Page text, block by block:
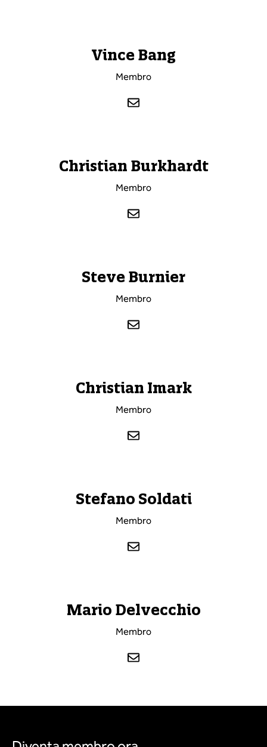
Vince Bang
Membro
Christian Burkhardt
Membro
Steve Burnier
Membro
Christian Imark
Membro
Stefano Soldati
Membro
Mario Delvecchio
Membro